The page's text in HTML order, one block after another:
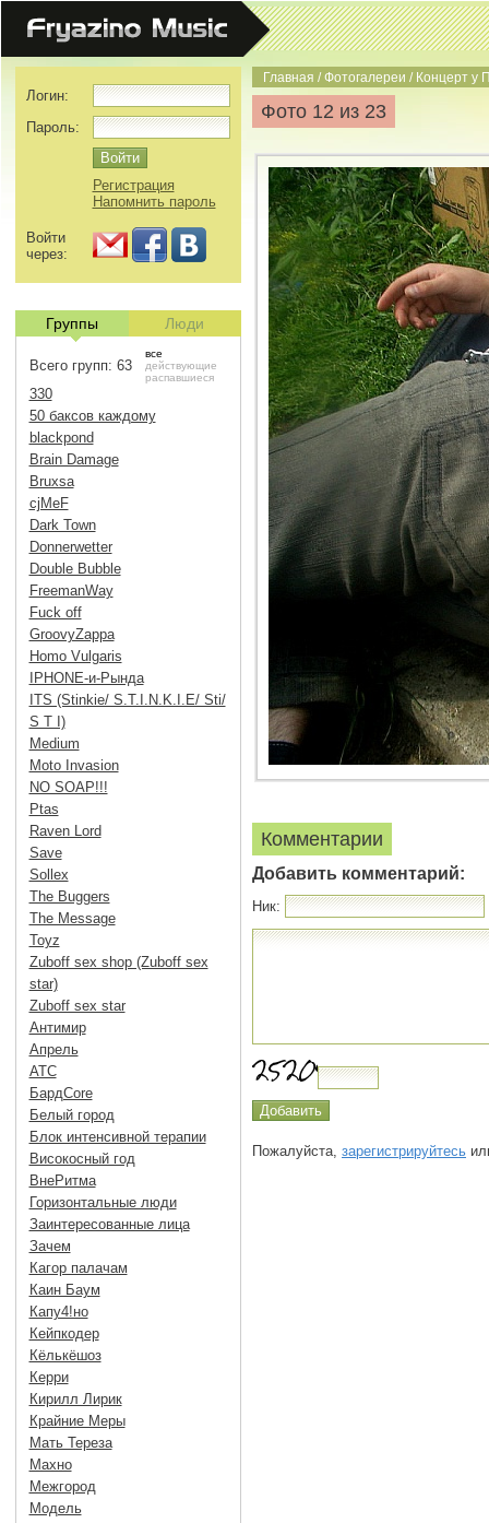
Главная /Фотогалереи / Концерт у
Фото 12 из 23
Комментарии
Добавить комментарий:
Ник:
Пожалуйста, зарегистрируйтесь
Логин:
Пароль:
Регистрация
Напомнить пароль
Войти
через:
Группы Люди
Всего групп: 63
все
действующие
распавшиеся
330
50 баксов каждому
blackpond
Brain Damage
Bruxsa
cjMeF
Dark Town
Donnerwetter
Double Bubble
FreemanWay
Fuck off
GroovyZappa
Homo Vulgaris
IPHONE-и-Рында
ITS (Stinkie/ S.T.I.N.K.I.E/ Sti/
S T I)
Medium
Moto Invasion
NO SOAP!!!
Ptas
Raven Lord
Save
Sollex
The Buggers
The Message
Toyz
Zuboff sex shop (Zuboff sex
star)
Zuboff sex star
Антимир
Апрель
АТС
БардCore
Белый город
Блок интенсивной терапии
Високосный год
ВнеРитма
Горизонтальные люди
Заинтересованные лица
Зачем
Кагор палачам
Каин Баум
Капу4!но
Кейпкодер
Кёлькёшоз
Керри
Кирилл Лирик
Крайние Меры
Мать Тереза
Махно
Межгород
Модель